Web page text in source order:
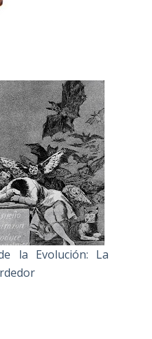
la Evolución: La